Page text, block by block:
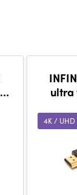
ultra
4K / UHD